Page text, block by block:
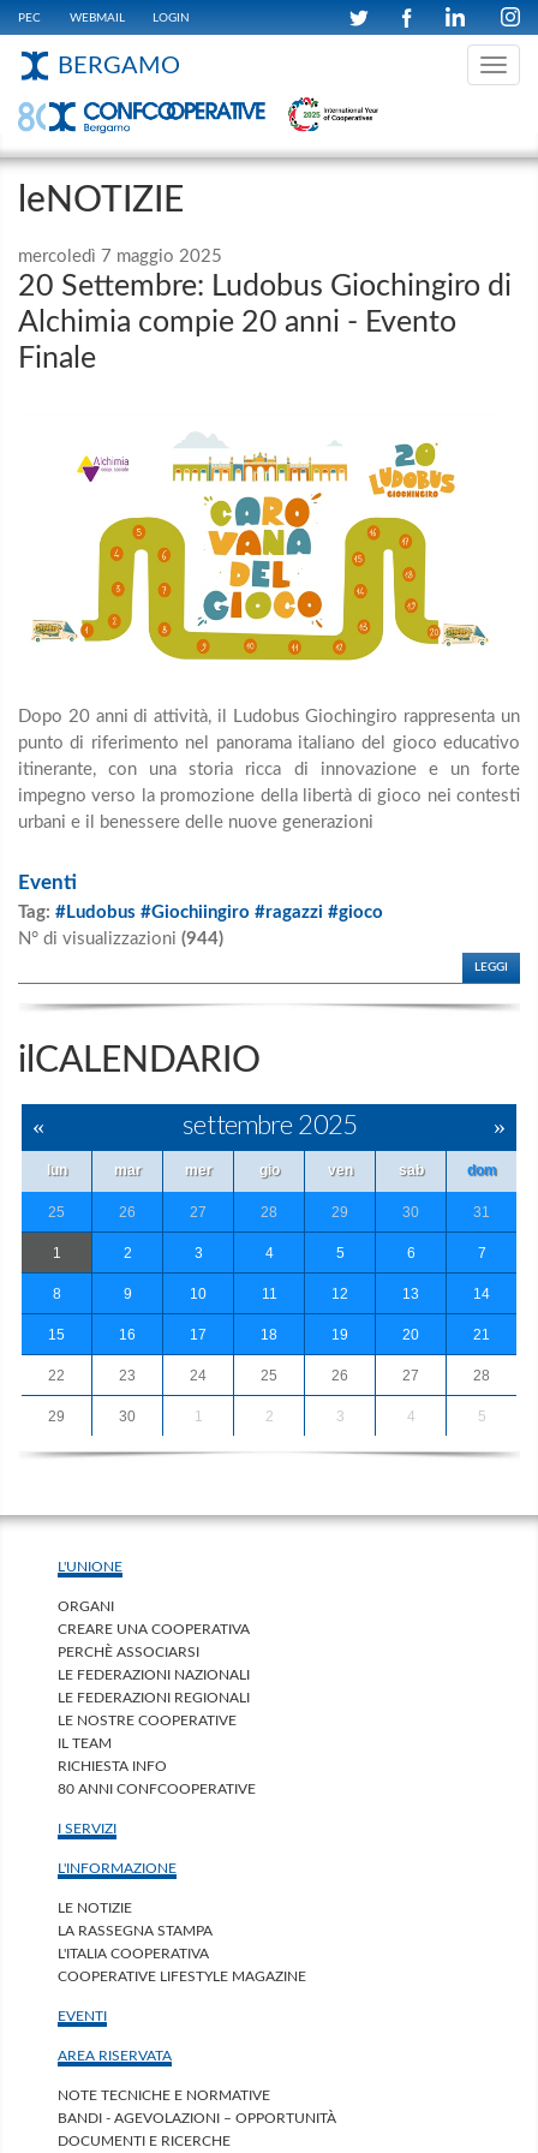
PEC WEBMAIL LOGIN
Toggle
BERGAMO
leNOTIZIE
mercoledì 7 maggio 2025
20 Settembre: Ludobus Giochingiro di
Alchimia compie 20 anni - Evento
Finale
Dopo 20 anni di attività, il Ludobus Giochingiro rappresenta un
punto di riferimento nel panorama italiano del gioco educativo
itinerante, con una storia ricca di innovazione e un forte
impegno verso la promozione della libertà di gioco nei contesti
urbani e il benessere delle nuove generazioni
Eventi
Tag: #Ludobus #Giochiingiro #ragazzi #gioco
N° di visualizzazioni (944)
LEGGI
ilCALENDARIO
« settembre 2025 »
lun mar mer gio ven sab dom
25 26 27 28 29 30 31
1 2 3 4 5 6 7
8 9 10 11 12 13 14
15 16 17 18 19 20 21
22 23 24 25 26 27 28
29 30 1 2 3 4 5
L'UNIONE
ORGANI
CREARE UNA COOPERATIVA
PERCHÈ ASSOCIARSI
LE FEDERAZIONI NAZIONALI
LE FEDERAZIONI REGIONALI
LE NOSTRE COOPERATIVE
IL TEAM
RICHIESTA INFO
80 ANNI CONFCOOPERATIVE
I SERVIZI
L'INFORMAZIONE
LE NOTIZIE
LA RASSEGNA STAMPA
L'ITALIA COOPERATIVA
COOPERATIVE LIFESTYLE MAGAZINE
EVENTI
AREA RISERVATA
NOTE TECNICHE E NORMATIVE
BANDI - AGEVOLAZIONI – OPPORTUNITÀ
DOCUMENTI E RICERCHE